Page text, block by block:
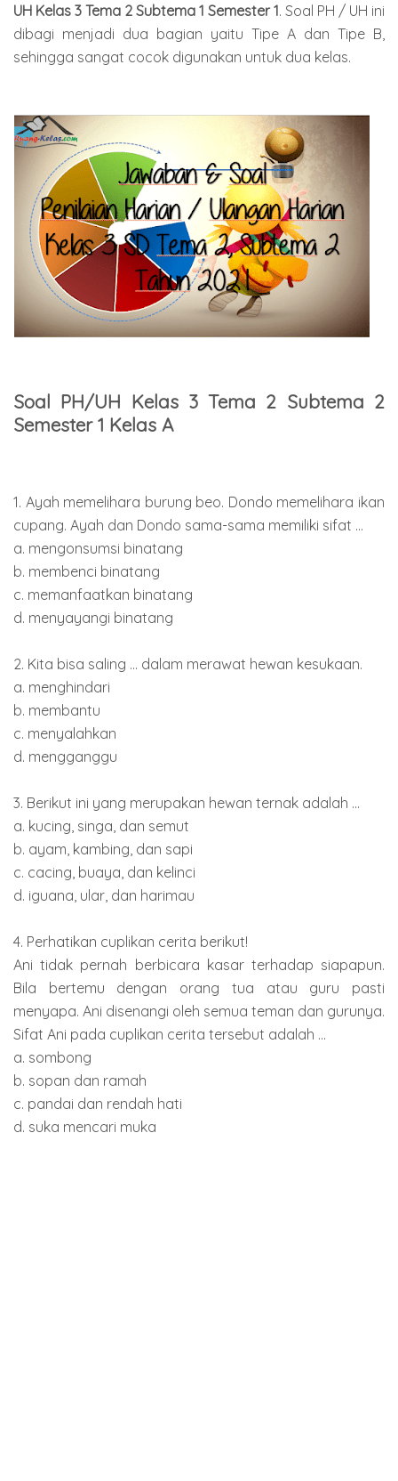
UH Kelas 3 Tema 2 Subtema 1 Semester 1. Soal PH / UH ini
dibagi menjadi dua bagian yaitu Tipe A dan Tipe B,
sehingga sangat cocok digunakan untuk dua kelas.
Soal PH/UH Kelas 3 Tema 2 Subtema 2
Semester 1 Kelas A
1. Ayah memelihara burung beo. Dondo memelihara ikan
cupang. Ayah dan Dondo sama-sama memiliki sifat ...
a. mengonsumsi binatang
b. membenci binatang
c. memanfaatkan binatang
d. menyayangi binatang
2. Kita bisa saling ... dalam merawat hewan kesukaan.
a. menghindari
b. membantu
c. menyalahkan
d. mengganggu
3. Berikut ini yang merupakan hewan ternak adalah ...
a. kucing, singa, dan semut
b. ayam, kambing, dan sapi
c. cacing, buaya, dan kelinci
d. iguana, ular, dan harimau
4. Perhatikan cuplikan cerita berikut!
Ani tidak pernah berbicara kasar terhadap siapapun.
Bila bertemu dengan orang tua atau guru pasti
menyapa. Ani disenangi oleh semua teman dan gurunya.
Sifat Ani pada cuplikan cerita tersebut adalah ...
a. sombong
b. sopan dan ramah
c. pandai dan rendah hati
d. suka mencari muka